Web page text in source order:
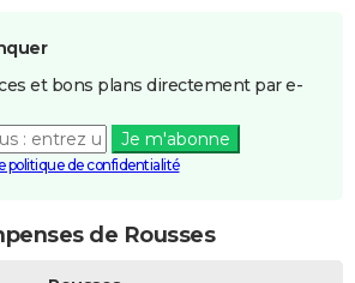
et bons plans directement par e-
Je m'abonne
politique de confidentialité
de Rousses